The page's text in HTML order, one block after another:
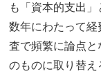
も「資本的支出
数年にわたって経
査で頻繁に論点
のものに取り替